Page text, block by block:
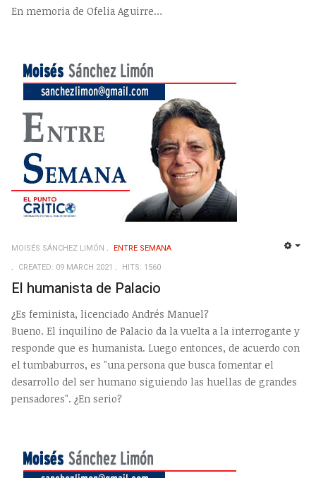
En memoria de Ofelia Aguirre…
MOISÉS SÁNCHEZ LIMÓN
ENTRE SEMANA
CREATED: 09 MARCH 2021
HITS: 1560
El humanista de Palacio
¿Es feminista, licenciado Andrés Manuel?
Bueno. El inquilino de Palacio da la vuelta a la interrogante y
responde que es humanista. Luego entonces, de acuerdo con
el tumbaburros, es "una persona que busca fomentar el
desarrollo del ser humano siguiendo las huellas de grandes
pensadores". ¿En serio?